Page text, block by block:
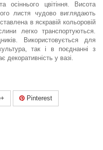
осіннього цвітіння. Висота
листя чудово виглядають
в яскравій кольоровій
легко транспортуються.
Використовується для
так і в поєднанні з
декоративність у вазі.
Pinterest